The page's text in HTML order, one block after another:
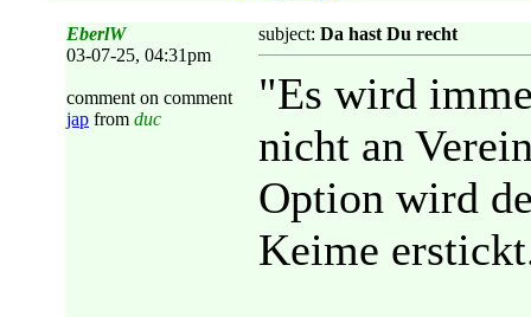
EberlW
03-07-25, 04:31pm
comment on comment
jap from duc
subject: Da hast Du recht
"Es wird
nicht an
Option wird
Keime